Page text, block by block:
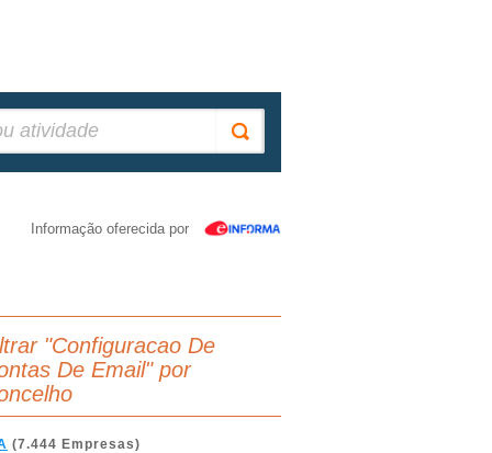
Informação oferecida por
"Configuracao De
De Email" por
(7.444 Empresas)